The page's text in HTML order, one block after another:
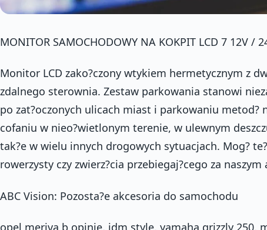
MONITOR SAMOCHODOWY NA KOKPIT LCD 7 12V /
Monitor LCD zako?czony wtykiem hermetycznym z
zdalnego sterownia. Zestaw parkowania stanowi
po zat?oczonych ulicach miast i parkowaniu metod?
cofaniu w nieo?wietlonym terenie, w ulewnym
tak?e w wielu innych drogowych sytuacjach. Mog?
rowerzysty czy zwierz?cia przebiegaj?cego za naszym
ABC Vision: Pozosta?e akcesoria do samochodu
opel meriva b opinie, jdm style, yamaha grizzly 250,